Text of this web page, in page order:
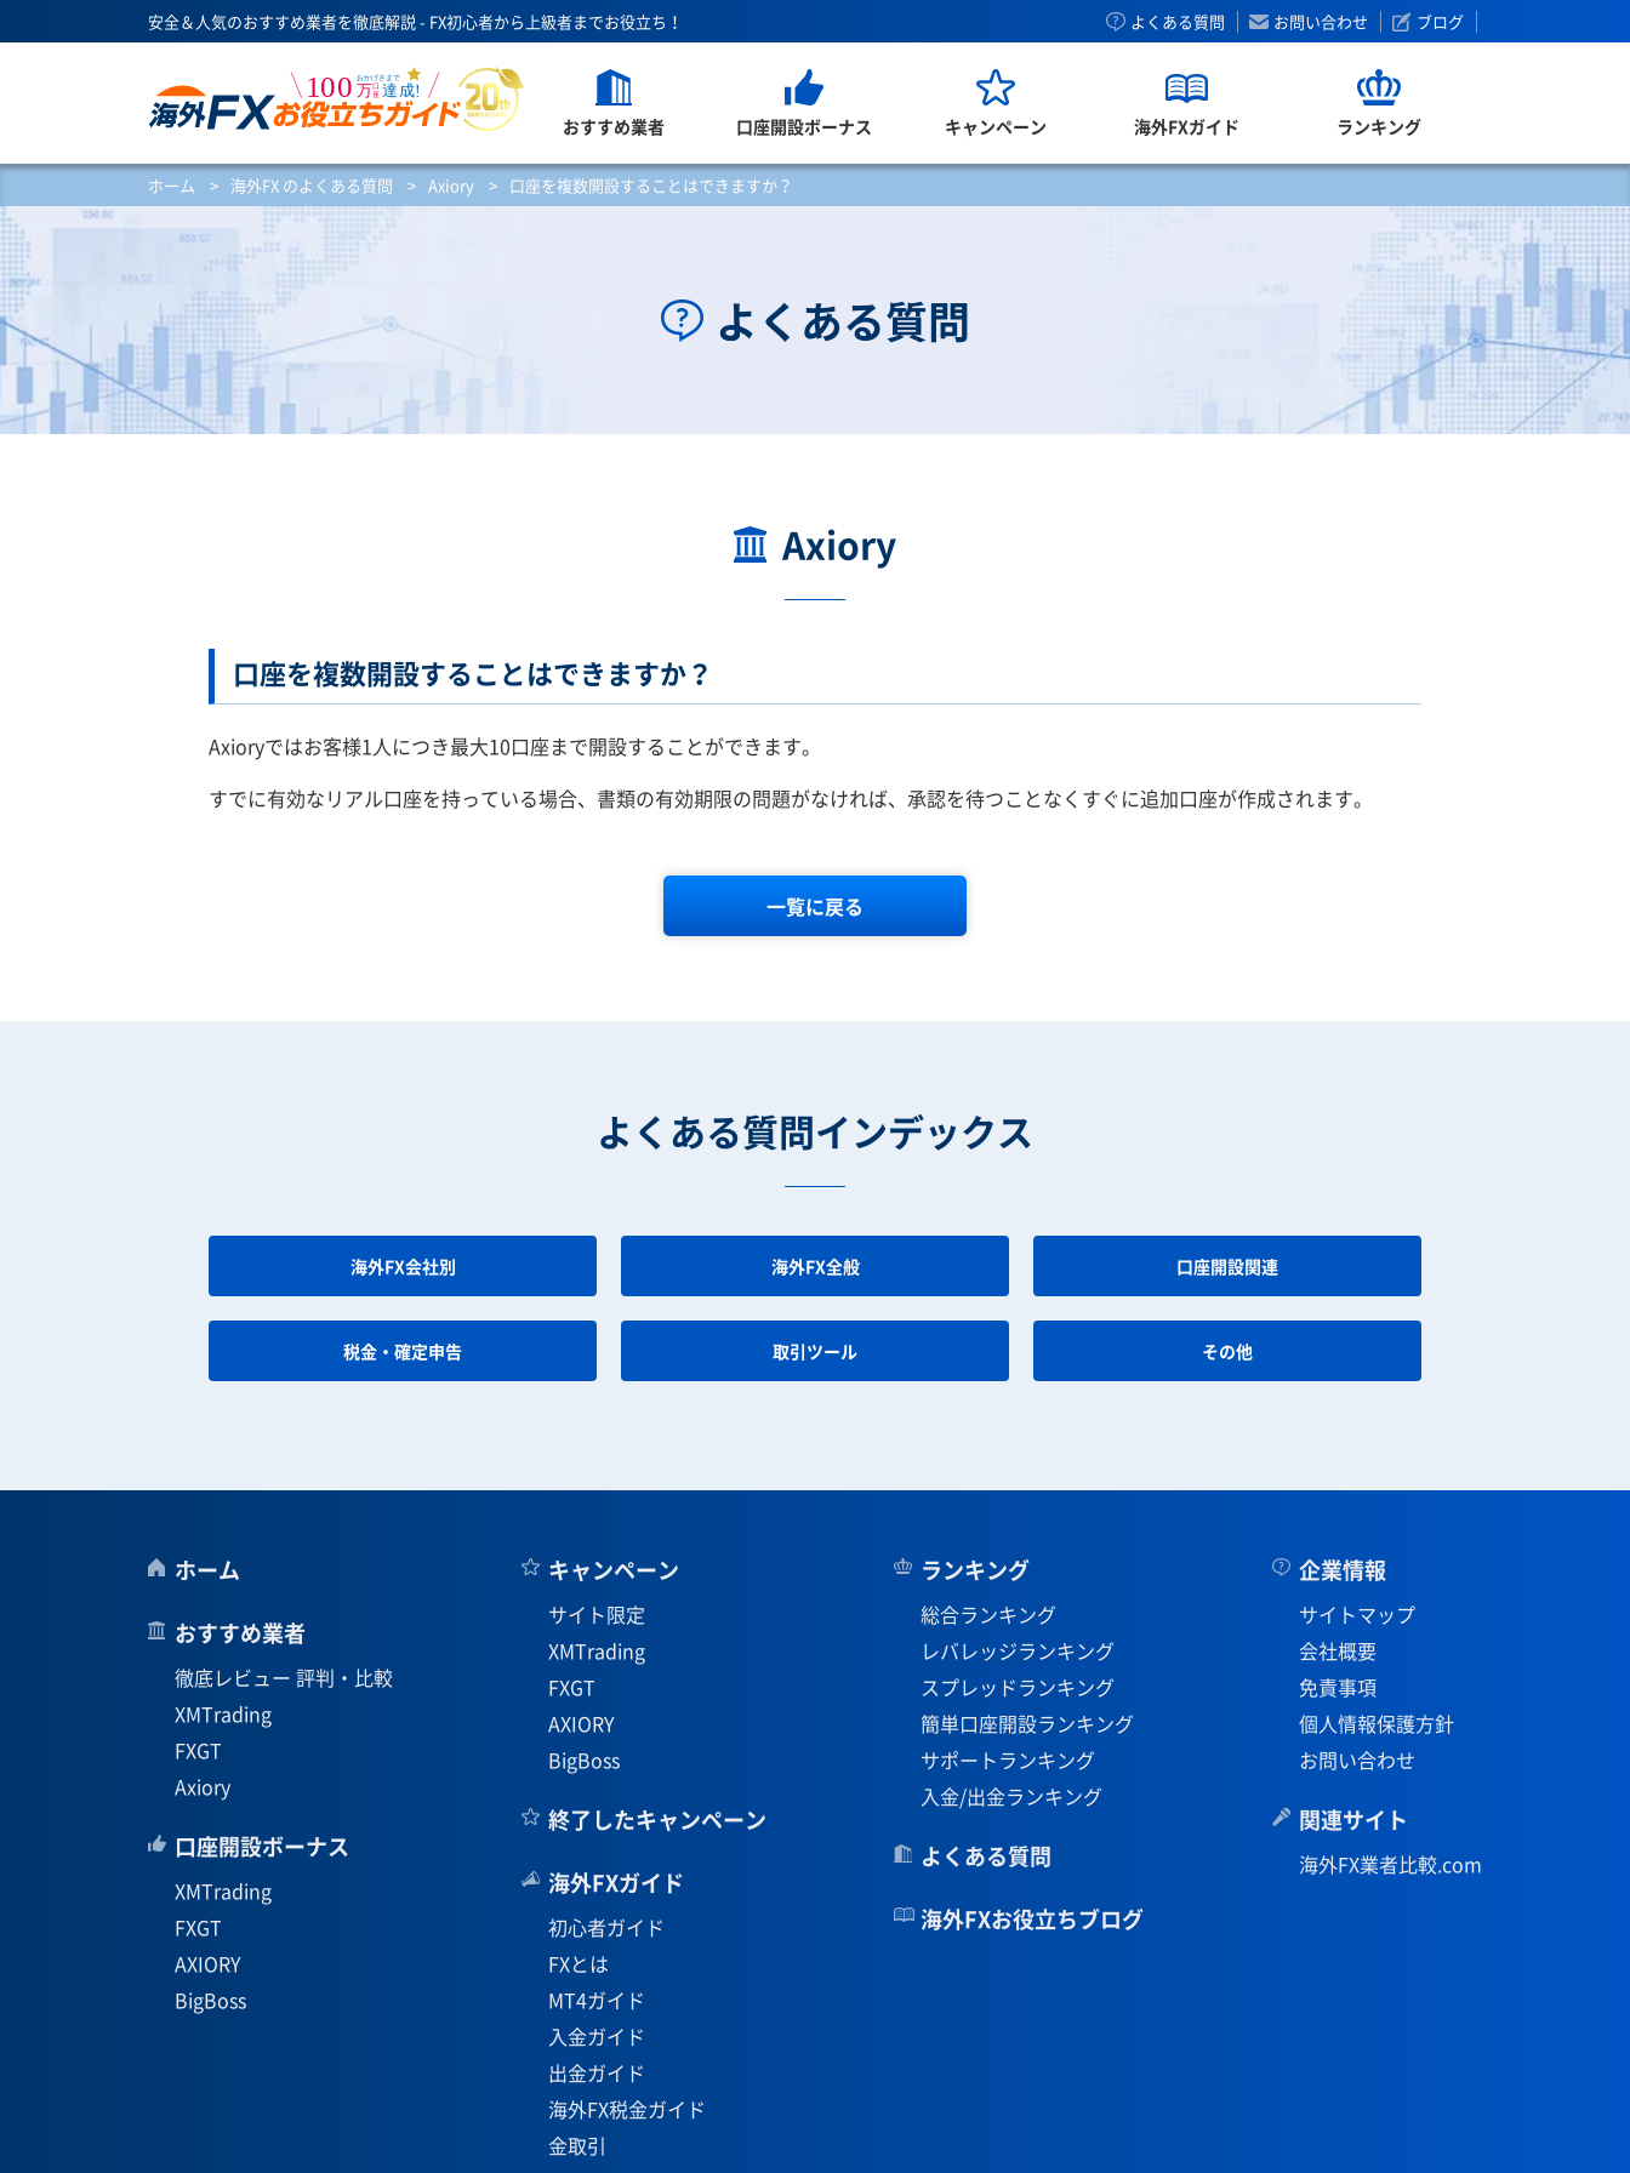
安全＆人気のおすすめ業者を徹底解説 - FX初心者から上級者までお役立ち！ よくある質問 お問い合わせ ブログ
おすすめ業者 口座開設ボーナス キャンペーン 海外FXガイド ランキング
ホーム > 海外FX のよくある質問 > Axiory > 口座を複数開設することはできますか？
よくある質問
Axiory
口座を複数開設することはできますか？
Axioryではお客様1人につき最大10口座まで開設することができます。
すでに有効なリアル口座を持っている場合、書類の有効期限の問題がなければ、承認を待つことなくすぐに追加口座が作成されます。
一覧に戻る
よくある質問インデックス
海外FX会社別 海外FX全般 口座開設関連
税金・確定申告 取引ツール その他
ホーム
おすすめ業者
徹底レビュー 評判・比較
XMTrading
FXGT
Axiory
口座開設ボーナス
XMTrading
FXGT
AXIORY
BigBoss
キャンペーン
サイト限定
XMTrading
FXGT
AXIORY
BigBoss
終了したキャンペーン
海外FXガイド
初心者ガイド
FXとは
MT4ガイド
入金ガイド
出金ガイド
海外FX税金ガイド
金取引
ランキング
総合ランキング
レバレッジランキング
スプレッドランキング
簡単口座開設ランキング
サポートランキング
入金/出金ランキング
よくある質問
海外FXお役立ちブログ
企業情報
サイトマップ
会社概要
免責事項
個人情報保護方針
お問い合わせ
関連サイト
海外FX業者比較.com